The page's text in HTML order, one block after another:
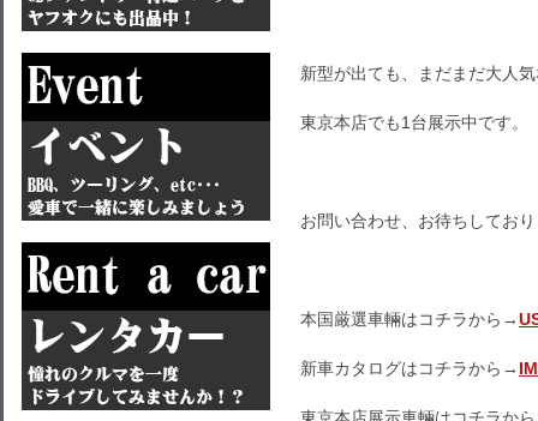
新型が出ても、まだまだ大人
東京本店でも1台展示中です。
お問い合わせ、お待ちしてお
本国厳選車輛はコチラから→
新車カタログはコチラから→